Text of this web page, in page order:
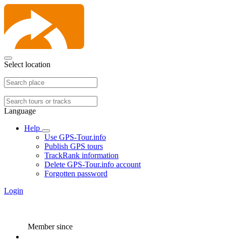
Select location
Language
Help
Use GPS-Tour.info
Publish GPS tours
TrackRank information
Delete GPS-Tour.info account
Forgotten password
Login
Member since